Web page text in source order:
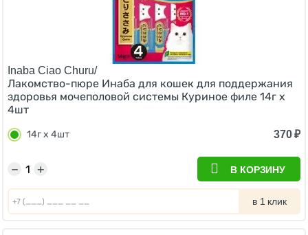
Inaba Ciao Churu/
Лакомство-пюре Инаба для кошек для поддержания
здоровья мочеполовой системы Куриное филе 14г х
4шт
14г х 4шт 370₽
+
− В КОРЗИНУ
в 1 клик